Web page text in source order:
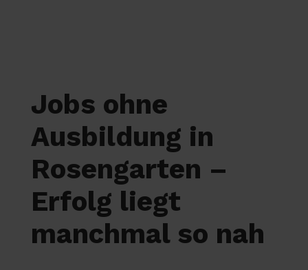
Jobs ohne
Ausbildung in
Rosengarten –
Erfolg liegt
manchmal so nah